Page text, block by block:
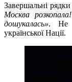
Завершальні рядки
Москва
дошукалась». Не
української Нації.